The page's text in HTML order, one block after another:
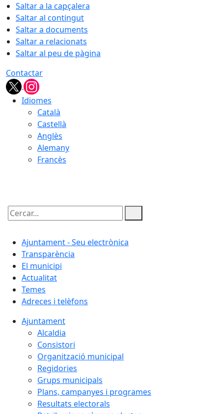
Saltar a la capçalera
Saltar al contingut
Saltar a documents
Saltar a relacionats
Saltar al peu de pàgina
Contactar
Idiomes
Català
Castellà
Anglès
Alemany
Francès
Cercar:
Ajuntament - Seu electrònica
Transparència
El municipi
Actualitat
Temes
Adreces i telèfons
Ajuntament
Alcaldia
Consistori
Organització municipal
Regidories
Grups municipals
Plans, campanyes i programes
Resultats electorals